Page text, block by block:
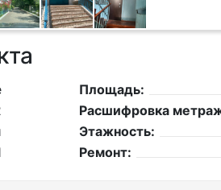
Площадь:
Расшифровка
Этажность:
Ремонт: